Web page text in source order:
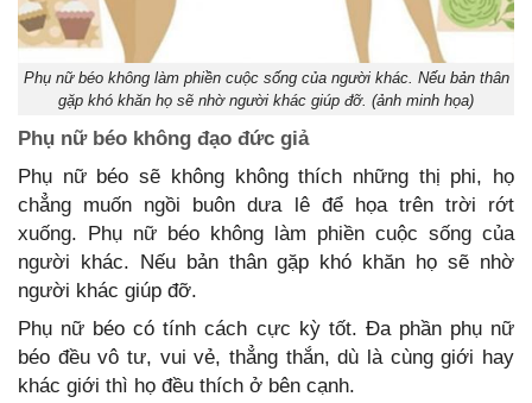
Phụ nữ béo không làm phiền cuộc sống của người khác. Nếu bản thân
gặp khó khăn họ sẽ nhờ người khác giúp đỡ. (ảnh minh họa)
Phụ nữ béo không đạo đức giả
Phụ nữ béo sẽ không không thích những thị phi, họ
chẳng muốn ngồi buôn dưa lê để họa trên trời rớt
xuống. Phụ nữ béo không làm phiền cuộc sống của
người khác. Nếu bản thân gặp khó khăn họ sẽ nhờ
người khác giúp đỡ.
Phụ nữ béo có tính cách cực kỳ tốt. Đa phần phụ nữ
béo đều vô tư, vui vẻ, thẳng thắn, dù là cùng giới hay
khác giới thì họ đều thích ở bên cạnh.